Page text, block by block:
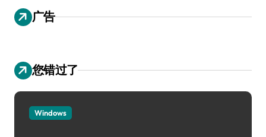
广告
您错过了
Windows